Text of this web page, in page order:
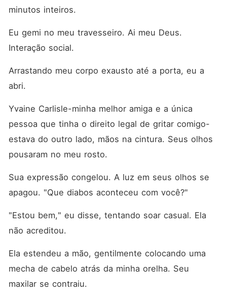
minutos inteiros.
Eu gemi no meu travesseiro. Ai meu Deus.
Interação social.
Arrastando meu corpo exausto até a porta, eu a
abri.
Yvaine Carlisle-minha melhor amiga e a única
pessoa que tinha o direito legal de gritar comigo-
estava do outro lado, mãos na cintura. Seus olhos
pousaram no meu rosto.
Sua expressão congelou. A luz em seus olhos se
apagou. "Que diabos aconteceu com você?"
"Estou bem," eu disse, tentando soar casual. Ela
não acreditou.
Ela estendeu a mão, gentilmente colocando uma
mecha de cabelo atrás da minha orelha. Seu
maxilar se contraiu.